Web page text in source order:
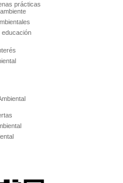
prácticas
educación